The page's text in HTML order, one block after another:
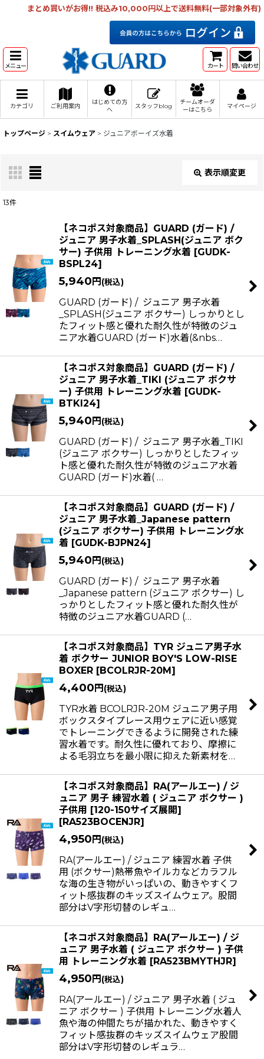
まとめ買いがお得!! 税込み10,000円以上で送料無料(一部対象外有)
メニュー カート 問い合わせ
カテゴリ ご利用案内
はじめての方
へ
スタッフblog
チームオーダ
ーはこちら
マイページ
トップページ > スイムウェア > ジュニアボーイズ水着
表示順変更
在庫あり
並び順:
絞り込む
13件
【ネコポス対象商品】GUARD (ガード) /
ジュニア 男子水着_SPLASH(ジュニア ボク
サー) 子供用 トレーニング水着 [GUDK-
BSPL24]
5,940 円 (税込)
GUARD (ガード) / ジュニア 男子水着
_SPLASH(ジュニア ボクサー) しっかりとし
たフィット感と優れた耐久性が特徴のジュ
ニア水着GUARD (ガード)水着(&nbs…
【ネコポス対象商品】GUARD (ガード) /
ジュニア 男子水着_TIKI (ジュニア ボクサ
ー) 子供用 トレーニング水着 [GUDK-
BTKI24]
5,940 円 (税込)
GUARD (ガード) / ジュニア 男子水着_TIKI
(ジュニア ボクサー) しっかりとしたフィッ
ト感と優れた耐久性が特徴のジュニア水着
GUARD (ガード)水着( …
【ネコポス対象商品】GUARD (ガード) /
ジュニア 男子水着_Japanese pattern
(ジュニア ボクサー) 子供用 トレーニング水
着 [GUDK-BJPN24]
5,940 円 (税込)
GUARD (ガード) / ジュニア 男子水着
_Japanese pattern (ジュニア ボクサー) し
っかりとしたフィット感と優れた耐久性が
特徴のジュニア水着GUARD (…
【ネコポス対象商品】TYR ジュニア男子水
着 ボクサー JUNIOR BOY'S LOW-RISE
BOXER [BCOLRJR-20M ]
4,400 円 (税込)
TYR水着 BCOLRJR-20M ジュニア男子用
ボックスタイプレース用ウェアに近い感覚
でトレーニングできるように開発された練
習水着です。耐久性に優れており、摩擦に
よる毛羽立ちを最小限に抑えた新素材を…
【ネコポス対象商品】RA(アールエー) / ジ
ュニア 男子 練習水着 ( ジュニア ボクサー )
子供用 [120-150サイズ展開]
[RA523BOCENJR]
4,950 円 (税込)
RA(アールエー) / ジュニア 練習水着 子供
用 (ボクサー)熱帯魚やイルカなどカラフル
な海の生き物がいっぱいの、動きやすくフ
ィット感抜群のキッズスイムウェア。股間
部分はV字形切替のレギュ…
【ネコポス対象商品】RA(アールエー) / ジ
ュニア 男子水着 ( ジュニア ボクサー ) 子供
用 トレーニング水着 [RA523BMYTHJR]
4,950 円 (税込)
RA(アールエー) / ジュニア 男子水着 ( ジュ
ニア ボクサー ) 子供用 トレーニング水着人
魚や海の仲間たちが描かれた、動きやすく
フィット感抜群のキッズスイムウェア股間
部分はV字形切替のレギュラ…